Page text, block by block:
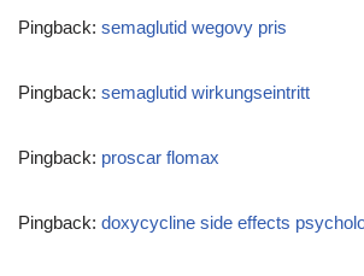
Pingback: semaglutid wegovy pris
Pingback: semaglutid wirkungseintritt
Pingback: proscar flomax
Pingback: doxycycline side effects